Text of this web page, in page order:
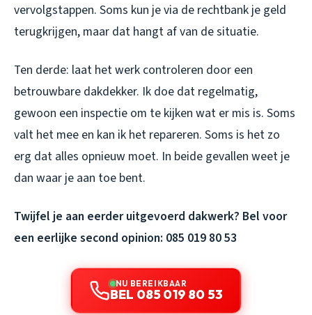
vervolgstappen. Soms kun je via de rechtbank je geld
terugkrijgen, maar dat hangt af van de situatie.
Ten derde: laat het werk controleren door een
betrouwbare dakdekker. Ik doe dat regelmatig,
gewoon een inspectie om te kijken wat er mis is. Soms
valt het mee en kan ik het repareren. Soms is het zo
erg dat alles opnieuw moet. In beide gevallen weet je
dan waar je aan toe bent.
Twijfel je aan eerder uitgevoerd dakwerk? Bel voor
een eerlijke second opinion: 085 019 80 53
NU BEREIKBAAR
BEL 085 019 80 53